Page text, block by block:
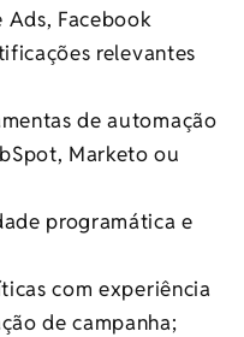
Facebook
relevantes
de automação
Marketo ou
programática e
com experiência
de campanha;